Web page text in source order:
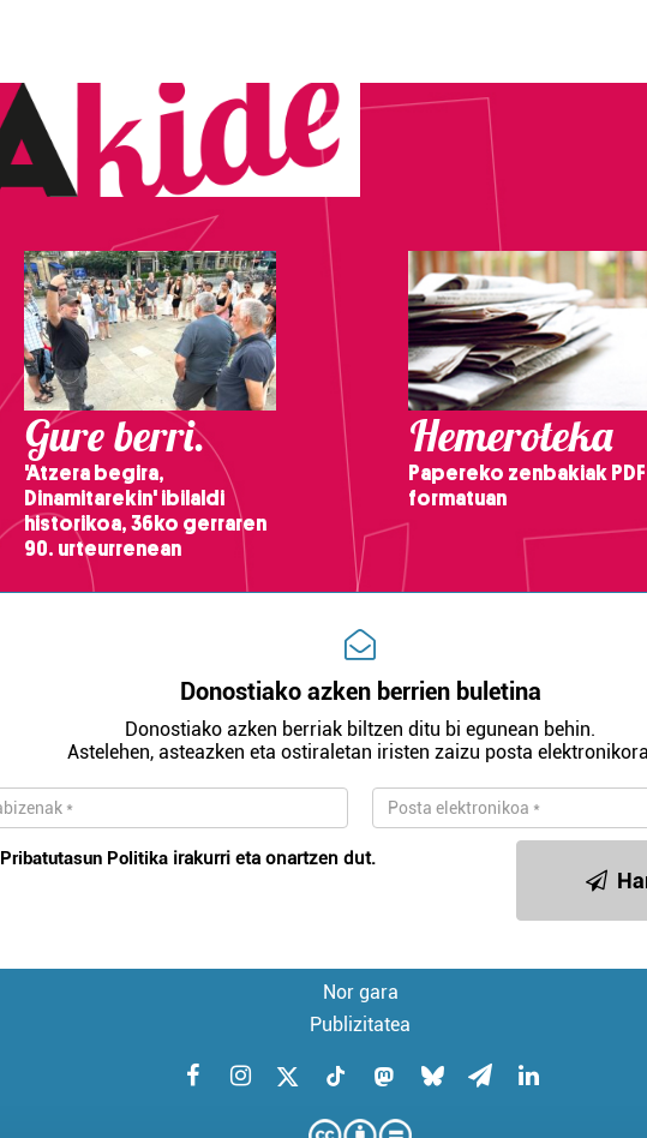
Gure berri.
'Atzera begira,
Dinamitarekin' ibilaldi
historikoa, 36ko gerraren
90. urteurrenean
Hemeroteka
Papereko zenbakiak PDF
formatuan
Donostiako azken berrien buletina
Donostiako azken berriak biltzen ditu bi egunean behin.
Astelehen, asteazken eta ostiraletan iristen zaizu posta
Pribatutasun Politika irakurri eta onartzen dut.
Nor gara
Publizitatea